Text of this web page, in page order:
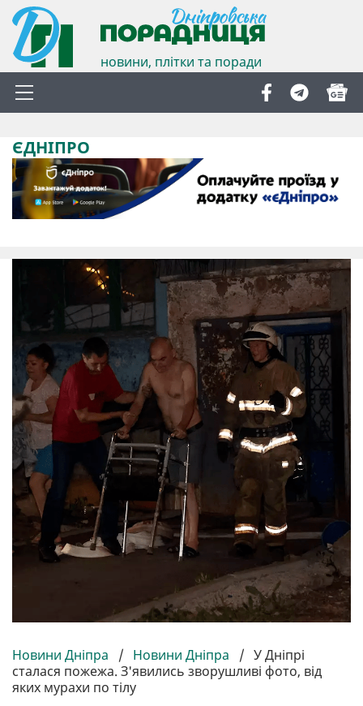
новини, плітки та поради
ЄДНІПРО
Новини Дніпра / Новини Дніпра / У Дніпрі
сталася пожежа. З'явились зворушливі фото, від
яких мурахи по тілу